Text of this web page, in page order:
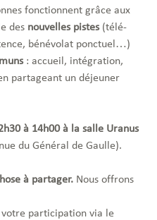
fonctionnent grâce aux
des nouvelles pistes(télé-
bénévolat ponctuel…)
: accueil, intégration,
partageant un déjeuner
à 14h00 à la salle Uranus
du Général de Gaulle).
à partager. Nous offrons
participation via le